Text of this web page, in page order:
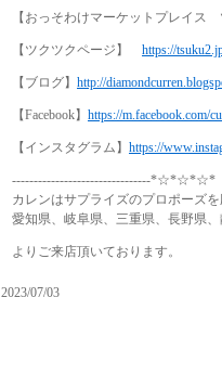
【おっそわけマーケットプレイ
【ツクツクページ】 https://
【ブログ】 http://
【Facebook】 https://m.facebook.com/
【インスタグラム】 https://
--------------------------------*☆*☆*☆*
カレンはサプライズのプロポーズ
愛知県、岐阜県、三重県、長野県
よりご来店頂いております。
2023/07/03